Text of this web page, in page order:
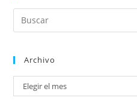
Archivo
Elegir el mes